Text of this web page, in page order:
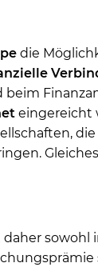
die
eingereicht
sowohl